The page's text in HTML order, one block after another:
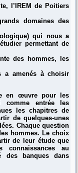
l’IREM de Poitiers
domaines des
qui nous a
permettant de
des hommes, les
a amenés à choisir
en œuvre pour les
comme entrée les
les chapitres de
de quelques-unes
Chaque question
hommes. Le choix
de leur étude que
connaissances au
des banques dans